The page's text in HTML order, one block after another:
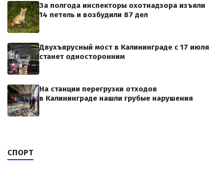
За полгода инспекторы охотнадзора изъяли
14 петель и возбудили 87 дел
Двухъярусный мост в Калининграде с 17 июля
станет односторонним
На станции перегрузки отходов
в Калининграде нашли грубые нарушения
СПОРТ